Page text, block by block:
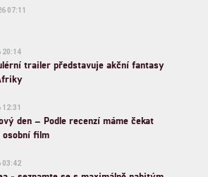
07:11
20:14
trailer představuje akční fantasy
12:31
den – Podle recenzí máme čekat
osobní film
03:42